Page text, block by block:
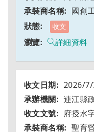
國創
收文
詳細資料
2026/7/
連江縣
府授水
聖育